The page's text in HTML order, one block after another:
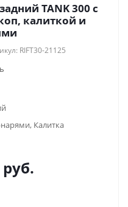
TANK 300 с
калиткой и
RIFT30-21125
Калитка
руб.